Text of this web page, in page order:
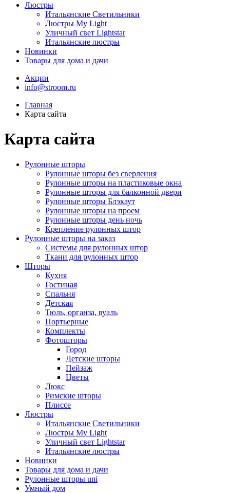
Люстры
Итальянские Светильники
Люстры My Light
Уличный свет Lightstar
Итальянские люстры
Новинки
Товары для дома и дачи
Акции
info@stroom.ru
Главная
Карта сайта
Карта сайта
Рулонные шторы
Рулонные шторы без сверления
Рулонные шторы на пластиковые окна
Рулонные шторы для балконной двери
Рулонные шторы Блэкаут
Рулонные шторы на проем
Рулонные шторы день ночь
Крепление рулонных штор
Рулонные шторы на заказ
Системы для рулонных штор
Ткани для рулонных штор
Шторы
Кухня
Гостиная
Спальня
Детская
Тюль, органза, вуаль
Портьерные
Комплекты
Фотошторы
Город
Детские шторы
Пейзаж
Цветы
Люкс
Римские шторы
Плиссе
Люстры
Итальянские Светильники
Люстры My Light
Уличный свет Lightstar
Итальянские люстры
Новинки
Товары для дома и дачи
Рулонные шторы uni
Умный дом